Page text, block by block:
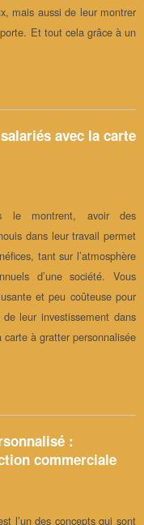
mais aussi de leur montrer
Et tout cela grâce à un
avec la carte
le montrent, avoir des
dans leur travail permet
tant sur l’atmosphère
d’une société. Vous
et peu coûteuse pour
leur investissement dans
carte à gratter personnalisée
:
commerciale
l’un des concepts qui sont